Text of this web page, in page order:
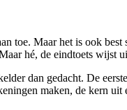
toe. Maar het is ook
hé, de eindtoets wijst
dan gedacht. De
maken, de kern